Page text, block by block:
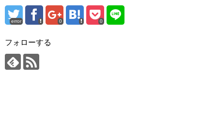
error 0 0
フォローする